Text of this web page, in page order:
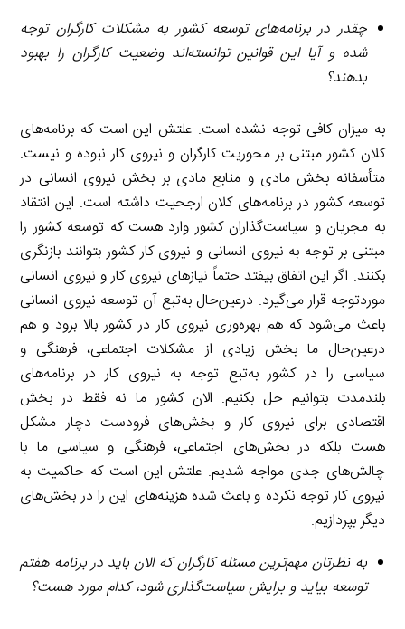
چقدر در برنامه‌های توسعه کشور به مشکلات کارگران توجه
شده و آیا این قوانین توانسته‌اند وضعیت کارگران را بهبود
بدهند؟
به میزان کافی توجه نشده است. علتش این است که برنامه‌های
کلان کشور مبتنی بر محوریت کارگران و نیروی کار نبوده و نیست.
متأسفانه بخش مادی و منابع مادی بر بخش نیروی انسانی در
توسعه کشور در برنامه‌های کلان ارجحیت داشته است. این انتقاد
به مجریان و سیاست‌گذاران کشور وارد هست که توسعه کشور را
مبتنی بر توجه به نیروی انسانی و نیروی کار کشور بتوانند بازنگری
بکنند. اگر این اتفاق بیفتد حتماً نیازهای نیروی کار و نیروی انسانی
موردتوجه قرار می‌گیرد. درعین‌حال به‌تبع آن توسعه نیروی انسانی
باعث می‌شود که هم بهره‌وری نیروی کار در کشور بالا برود و هم
درعین‌حال ما بخش زیادی از مشکلات اجتماعی، فرهنگی و
سیاسی را در کشور به‌تبع توجه به نیروی کار در برنامه‌های
بلندمدت بتوانیم حل بکنیم. الان کشور ما نه فقط در بخش
اقتصادی برای نیروی کار و بخش‌های فرودست دچار مشکل
هست بلکه در بخش‌های اجتماعی، فرهنگی و سیاسی ما با
چالش‌های جدی مواجه شدیم. علتش این است که حاکمیت به
نیروی کار توجه نکرده و باعث شده هزینه‌های این را در بخش‌های
دیگر بپردازیم.
به نظرتان مهم‌ترین مسئله کارگران که الان باید در برنامه هفتم
توسعه بیاید و برایش سیاست‌گذاری شود، کدام مورد هست؟